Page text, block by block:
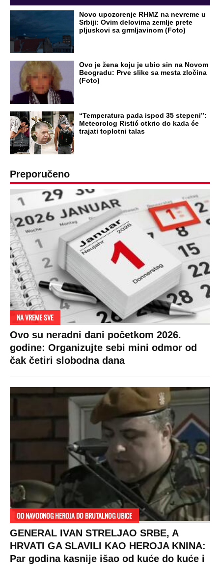
Novo upozorenje RHMZ na nevreme u
Srbiji: Ovim delovima zemlje prete
pljuskovi sa grmljavinom (Foto)
Ovo je žena koju je ubio sin na Novom
Beogradu: Prve slike sa mesta zločina
(Foto)
“Temperatura pada ispod 35 stepeni”:
Meteorolog Ristić otkrio do kada će
trajati toplotni talas
Preporučeno
NA VREME SVE
Ovo su neradni dani početkom 2026.
godine: Organizujte sebi mini odmor od
čak četiri slobodna dana
OD NAVODNOG HEROJA DO BRUTALNOG UBICE
GENERAL IVAN STRELJAO SRBE, A
HRVATI GA SLAVILI KAO HEROJA KNINA:
Par godina kasnije išao od kuće do kuće i